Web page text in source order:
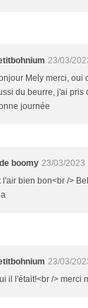
23/03/
Mely merci, oui
du beurre, j'ai pris
journée
boomy 23/03/2023
l'air bien bon<br />
23/03/
il l'était!<br /> merci